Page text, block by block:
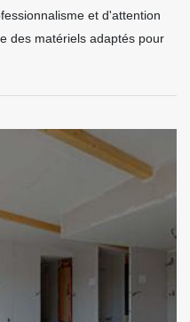
et d'attention
des matériels adaptés pour